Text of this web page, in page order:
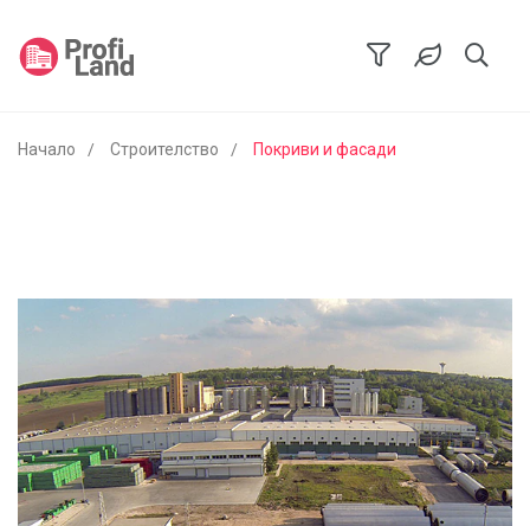
Начало Строителство Покриви и фасади